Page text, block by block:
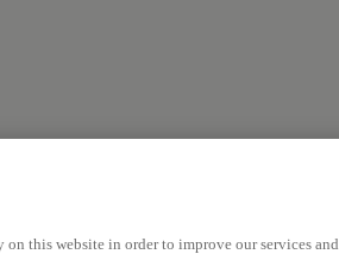
this website in order to improve our services and